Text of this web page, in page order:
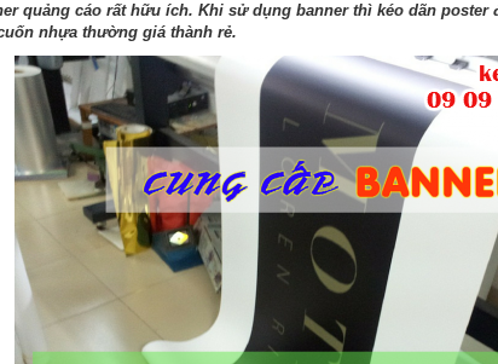
quảng cáo rất hữu ích. Khi sử dụng banner thì kéo dãn
nhựa thường giá thành rẻ.